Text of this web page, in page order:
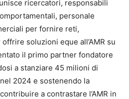
ricercatori, responsabili
personale
per fornire reti,
soluzioni eque all’AMR su
il primo partner fondatore
a stanziare 45 milioni di
2024 e sostenendo la
a contrastare l’AMR in